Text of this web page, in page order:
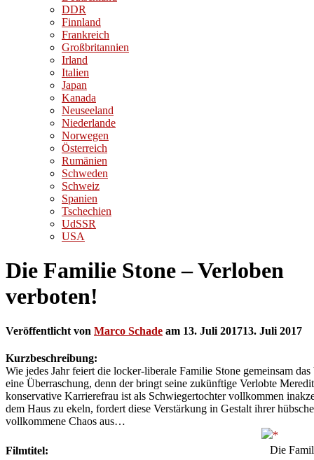
DDR
Finnland
Frankreich
Großbritannien
Irland
Italien
Japan
Kanada
Neuseeland
Niederlande
Norwegen
Österreich
Rumänien
Schweden
Schweiz
Spanien
Tschechien
UdSSR
USA
Die Familie Stone – Verloben
verboten!
Veröffentlicht von Marco Schade am 13. Juli 201713. Juli 2017
Kurzbeschreibung:
Wie jedes Jahr feiert die locker-liberale Familie Stone gemeinsam
eine Überraschung, denn der bringt seine zukünftige Verlobte
konservative Karrierefrau ist als Schwiegertochter vollkommen
dem Haus zu ekeln, fordert diese Verstärkung in Gestalt ihrer
vollkommene Chaos aus…
Filmtitel:
Die